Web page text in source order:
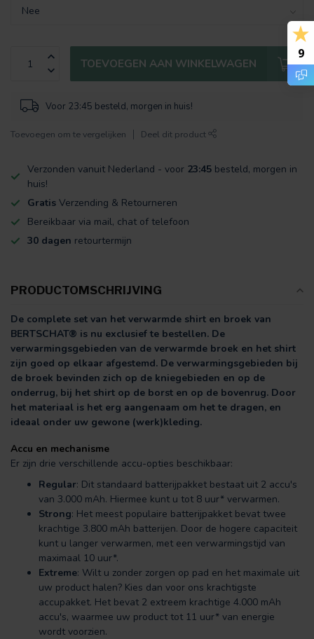
TOEVOEGEN AAN WINKELWAGEN
Voor 23:45 besteld, morgen in huis!
Toevoegen om te vergelijken Deel dit product
Verzonden vanuit Nederland - voor 23:45 besteld, morgen in
huis!
Gratis Verzending & Retourneren
Bereikbaar via mail, chat of telefoon
30 dagen retourtermijn
PRODUCTOMSCHRIJVING
De complete set van het verwarmde shirt en broek van
BERTSCHAT® is nu exclusief te bestellen. De
verwarmingsgebieden van de verwarmde broek en het shirt
zijn goed op elkaar afgestemd. De verwarmingsgebieden bij
de broek bevinden zich op de kniegebieden en op de
onderrug, bij het shirt op de borst en op de bovenrug. Door
het materiaal is het erg aangenaam om het te dragen, en
ideaal onder uw gewone (werk)kleding.
Accu en mechanisme
Er zijn drie verschillende accu-opties beschikbaar:
Regular: Dit standaard batterijpakket bestaat uit 2 accu's
van 3.000 mAh. Hiermee kunt u tot 8 uur* verwarmen.
Strong: Het meest populaire batterijpakket bevat twee
krachtige 3.800 mAh batterijen. Door de hogere capaciteit
kunt u langer verwarmen, met een verwarmingstijd van
maximaal 10 uur*.
Extreme: Wilt u zonder zorgen op pad en het maximale uit
uw product halen? Kies dan voor ons krachtigste
accupakket. Het bevat 2 extreem krachtige 4.000 mAh
accu's, waarmee uw product tot 11 uur* van energie
wordt voorzien.
9